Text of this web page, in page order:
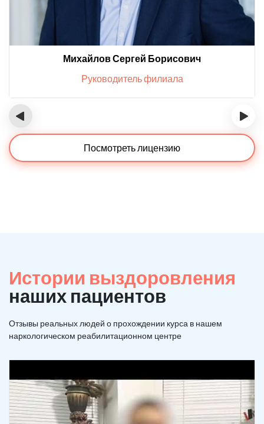
Михайлов Сергей Борисович
Руководитель филиала
‹ ›
Посмотреть лицензию
Истории выздоровления
наших пациентов
Отзывы реальных людей о прохождении курса в нашем
наркологическом реабилитационном центре